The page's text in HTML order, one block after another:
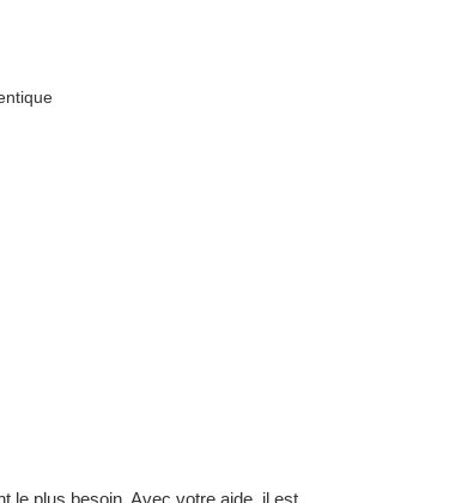
le plus besoin. Avec votre aide, il est